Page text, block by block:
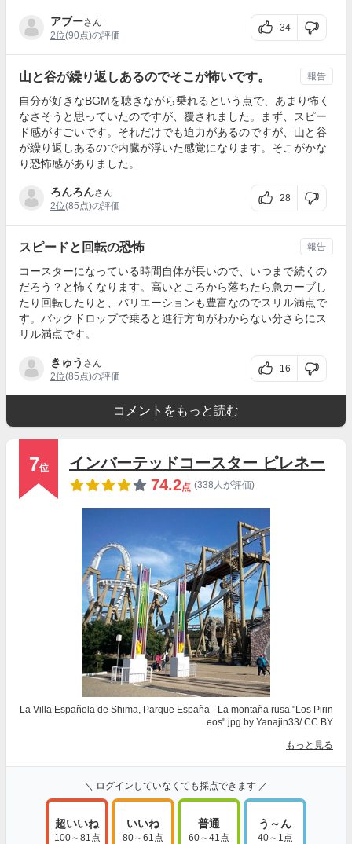
アブーさん
2位(90点)の評価
34
山と谷が繰り返しあるのでそこが怖いです。
自分が好きなBGMを聴きながら乗れるという点で、あまり怖く
なさそうと思っていたのですが、覆されました。まず、スピー
ド感がすごいです。それだけでも迫力があるのですが、山と谷
が繰り返しあるので内臓が浮いた感覚になります。そこがかな
り恐怖感がありました。
ろんろんさん
2位(85点)の評価
28
報告
スピードと回転の恐怖
コースターになっている時間自体が長いので、いつまで続くの
だろう？と怖くなります。高いところから落ちたら急カーブし
たり回転したりと、バリエーションも豊富なのでスリル満点で
す。バックドロップで乗ると進行方向がわからない分さらにス
リル満点です。
きゅう さん
2位(85点)の評価
16
報告
コメントをもっと読む
7位
インバーテッドコースター ピレネー
74.2点 (338人が評価)
La Villa Española de Shima, Parque España - La montaña rusa "Los Pirin
eos".jpg by Yanajin33/CC BY
もっと見る
＼ ログインしていなくても採点できます ／
超いいね
100～81点
いいね
80～61点
普通
60～41点
う～ん
40～1点